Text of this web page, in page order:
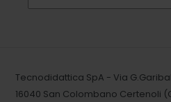
Tecnodidattica SpA - Via
16040 San Colombano Certenoli